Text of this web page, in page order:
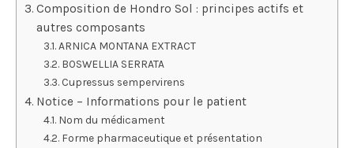
Composition de Hondro Sol : principes actifs et
autres composants
ARNICA MONTANA EXTRACT
BOSWELLIA SERRATA
Cupressus sempervirens
Notice – Informations pour le patient
Nom du médicament
Forme pharmaceutique et présentation